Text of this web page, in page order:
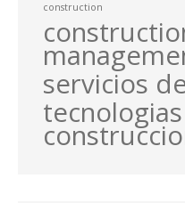
construction
servicios